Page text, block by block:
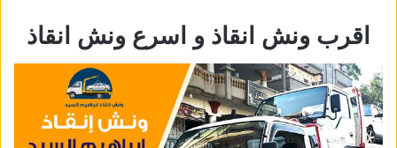
اقرب ونش انقاذ و اسرع ونش انقاذ